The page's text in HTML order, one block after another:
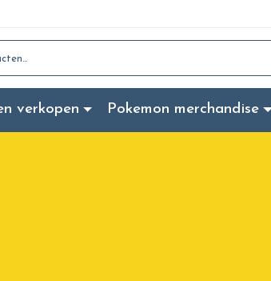
verkopen Pokemon merchandise